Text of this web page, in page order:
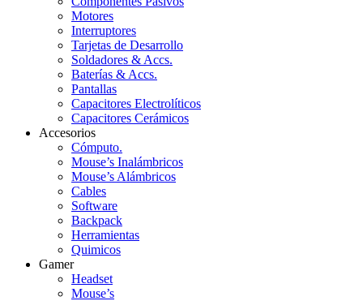
Motores
Interruptores
Tarjetas de Desarrollo
Soldadores & Accs.
Baterías & Accs.
Pantallas
Capacitores Electrolíticos
Capacitores Cerámicos
Accesorios
Cómputo.
Mouse’s Inalámbricos
Mouse’s Alámbricos
Cables
Software
Backpack
Herramientas
Quimicos
Gamer
Headset
Mouse’s